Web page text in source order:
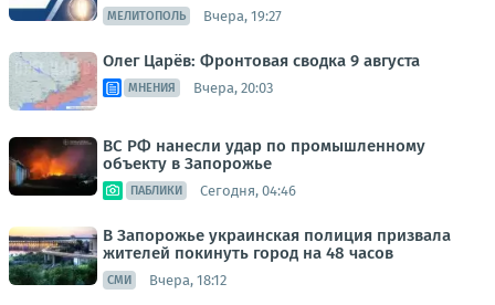
МЕЛИТОПОЛЬ Вчера, 19:27
Олег Царёв: Фронтовая сводка 9 августа
МНЕНИЯ Вчера, 20:03
ВС РФ нанесли удар по промышленному
объекту в Запорожье
ПАБЛИКИ Сегодня, 04:46
В Запорожье украинская полиция призвала
жителей покинуть город на 48 часов
СМИ Вчера, 18:12